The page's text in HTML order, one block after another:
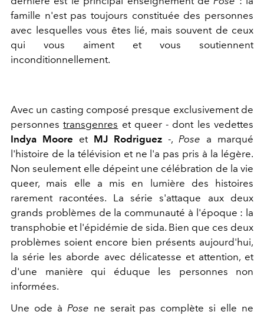
famille n'est pas toujours constituée des personnes
avec lesquelles vous êtes lié, mais souvent de ceux
qui vous aiment et vous soutiennent
inconditionnellement.
Avec un casting composé presque exclusivement de
personnestransgenres et queer - dont les vedettes
Indya Moore et MJ Rodriguez -, Pose a marqué
l'histoire de la télévision et ne l'a pas pris à la légère.
Non seulement elle dépeint une célébration de la vie
queer, mais elle a mis en lumière des histoires
rarement racontées. La série s'attaque aux deux
grands problèmes de la communauté à l'époque : la
transphobie et l'épidémie de sida. Bien que ces deux
problèmes soient encore bien présents aujourd'hui,
la série les aborde avec délicatesse et attention, et
d'une manière qui éduque les personnes non
informées.
Une ode à Pose ne serait pas complète si elle ne